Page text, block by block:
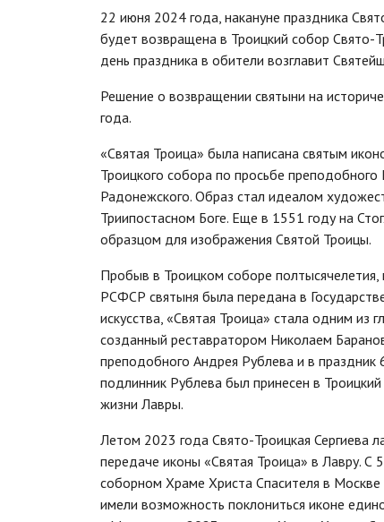
22 июня 2024 года, накануне праздника
будет возвращена в Троицкий собор Свято-
день праздника в обители возглавит
Решение о возвращении святыни на
года.
«Святая Троица» была написана святым
Троицкого собора по просьбе
Радонежского. Образ стал идеалом
Триипостасном Боге. Еще в 1551 году на
образцом для изображения Святой Троицы.
Пробыв в Троицком соборе
РСФСР святыня была передана в
искусства, «Святая Троица» стала одним из
созданный реставратором Николаем
преподобного Андрея Рублева и в
подлинник Рублева был принесен в
жизни Лавры.
Летом 2023 года Свято-Троицкая Сергиева
передаче иконы «Святая Троица» в Лавру. С
соборном Храме Христа Спасителя в
имели возможность поклониться иконе